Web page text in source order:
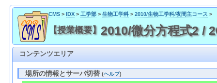
CMS> IDX> 工学部> 生物工学科> 2010/生物工学科/夜間主コース >
【授業概要】 2010/微分方程式2 /
コンテンツエリア
場所の情報とサーバ切替(ヘルプ)